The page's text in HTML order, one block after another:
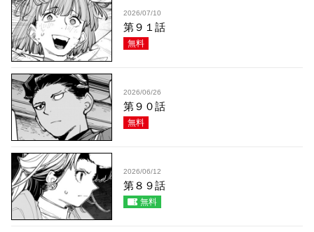
2026/07/10
第９１話
無料
2026/06/26
第９０話
無料
2026/06/12
第８９話
無料